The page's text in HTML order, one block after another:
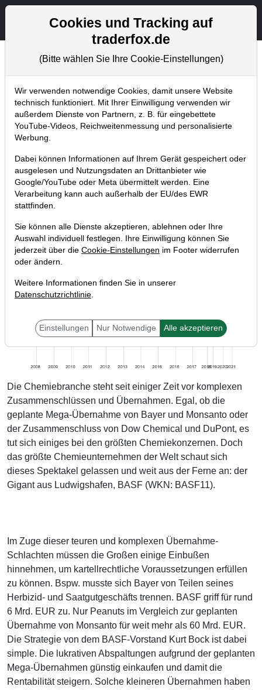
Aktien- und Artikelsuche
Chartanalysen
Home Blog Chartanalysen
Chartanalyse BASF: Kühler Kopf auf
dem Übernahme-Schlachtfeld, Aktie
steht vor dem Ausbruch auf ein neues
Allzeithoch!
27.10.2017 um 17:30 Uhr
Die Chemiebranche steht seit einiger Zeit vor komplexen
Zusammenschlüssen und Übernahmen. Egal, ob die
geplante Mega-Übernahme von Bayer und Monsanto oder
der Zusammenschluss von Dow Chemical und DuPont, es
tut sich einiges bei den größten Chemiekonzernen. Doch
das größte Chemieunternehmen der Welt schaut sich
dieses Spektakel gelassen und weit aus der Ferne an: der
Gigant aus Ludwigshafen, BASF (WKN: BASF11).
Im Zuge dieser teuren und komplexen Übernahme-
Schlachten müssen die Großen einige Einbußen
hinnehmen, um kartellrechtliche Voraussetzungen erfüllen
zu können. Bspw. musste sich Bayer von Teilen seines
Herbizid- und Saatgutgeschäfts trennen. BASF griff für rund
6 Mrd. EUR zu. Nur Peanuts im Vergleich zur geplanten
Übernahme von Monsanto für weit mehr als 60 Mrd. EUR.
Die Strategie von dem BASF-Vorstand Kurt Bock ist dabei
simple. Die lukrativen Abspaltungen aufgrund der geplanten
Mega-Übernahmen günstig einkaufen und damit die
Rentabilität steigern. Solche kleineren Übernahmen haben
Cookies und Tracking auf
traderfox.de
(Bitte wählen Sie Ihre Cookie-Einstellungen)
Wir verwenden notwendige Cookies, damit unsere Website
technisch funktioniert. Mit Ihrer Einwilligung verwenden wir
außerdem Dienste von Partnern, z. B. für eingebettete
YouTube-Videos, Reichweitenmessung und personalisierte
Werbung.
Dabei können Informationen auf Ihrem Gerät gespeichert oder
ausgelesen und Nutzungsdaten an Drittanbieter wie
Google/YouTube oder Meta übermittelt werden. Eine
Verarbeitung kann auch außerhalb der EU/des EWR
stattfinden.
Sie können alle Dienste akzeptieren, ablehnen oder Ihre
Auswahl individuell festlegen. Ihre Einwilligung können Sie
jederzeit über die Cookie-Einstellungen im Footer widerrufen
oder ändern.
Weitere Informationen finden Sie in unserer
Datenschutzrichtlinie.
Einstellungen Nur Notwendige Alle akzeptieren